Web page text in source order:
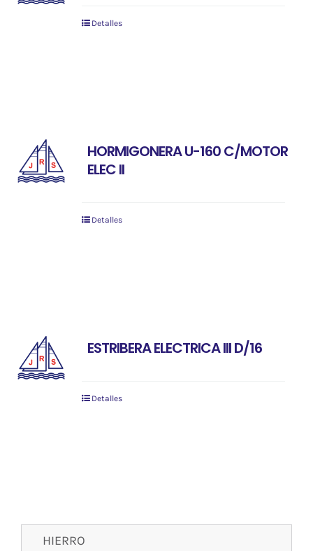
Detalles
HORMIGONERA U-160 C/MOTOR
ELEC II
Detalles
ESTRIBERA ELECTRICA III D/16
Detalles
HIERRO